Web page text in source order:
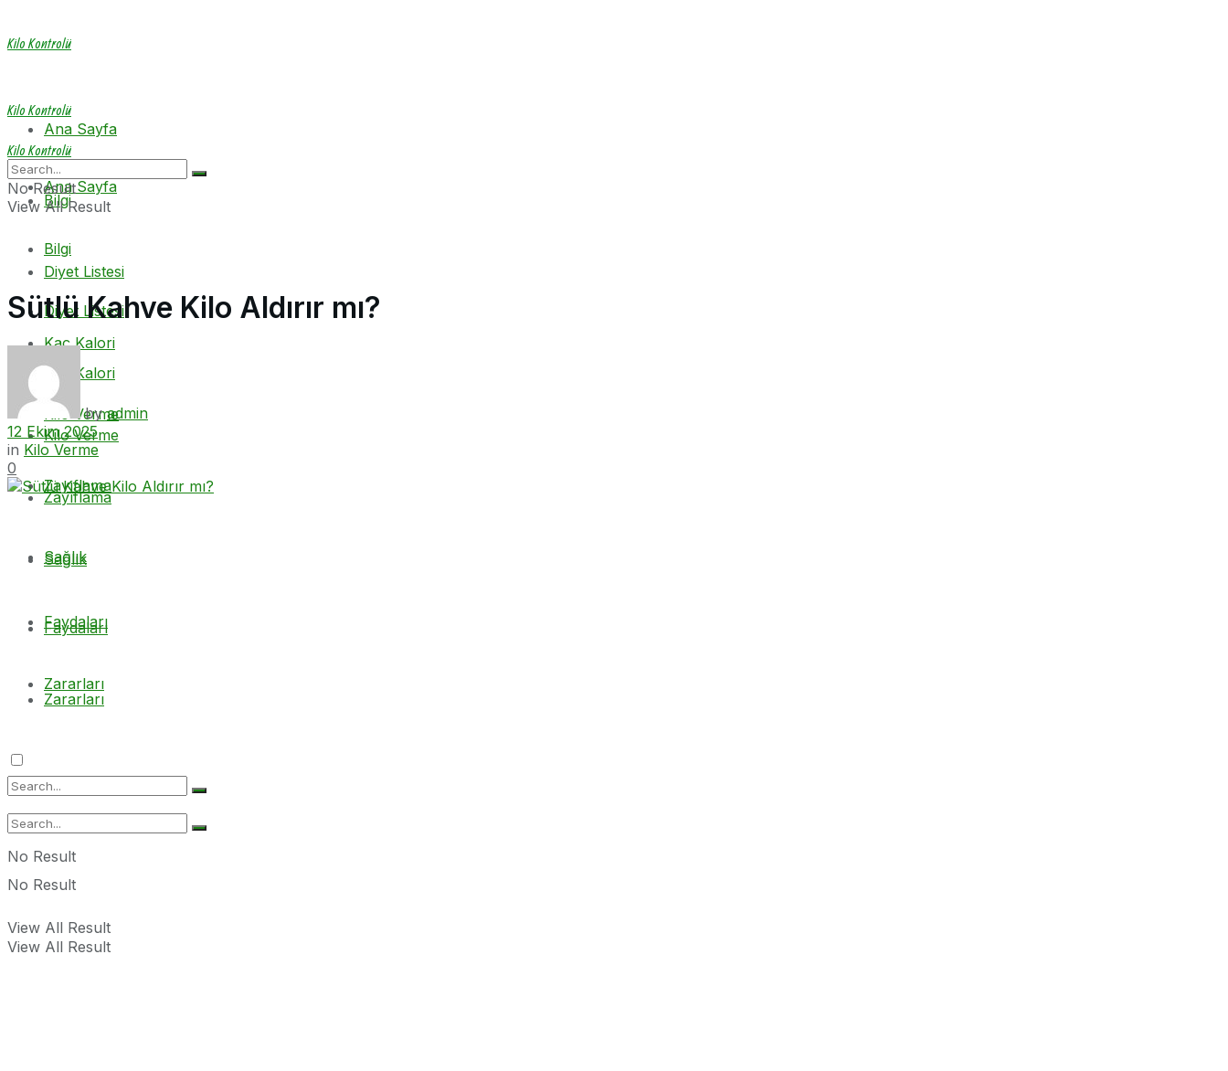
Kilo Kontrolü
Ana Sayfa
Bilgi
Diyet Listesi
Kaç Kalori
Kilo Verme
Zayıflama
Sağlık
Faydaları
Zararları
No Result
View All Result
Kilo Kontrolü
Ana Sayfa
Bilgi
Diyet Listesi
Kaç Kalori
Kilo Verme
Zayıflama
Sağlık
Faydaları
Zararları
No Result
View All Result
Kilo Kontrolü
No Result
View All Result
Sütlü Kahve Kilo Aldırır mı?
by admin
12 Ekim 2025
in Kilo Verme
0